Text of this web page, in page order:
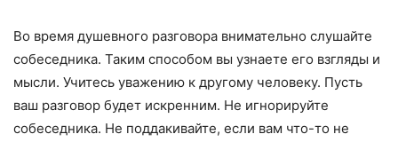
Во время душевного разговора внимательно слушайте
собеседника. Таким способом вы узнаете его взгляды и
мысли. Учитесь уважению к другому человеку. Пусть
ваш разговор будет искренним. Не игнорируйте
собеседника. Не поддакивайте, если вам что-то не